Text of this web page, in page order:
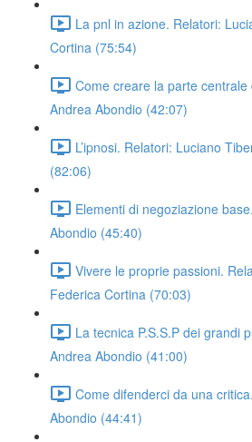
La pnl in azione. Relatori:
Cortina (75:54)
Come creare la parte
Andrea Abondio (42:07)
L’ipnosi. Relatori: Luciano
(82:06)
Elementi di negoziazione
Abondio (45:40)
Vivere le proprie passioni.
Federica Cortina (70:03)
La tecnica P.S.S.P dei grandi
Andrea Abondio (41:00)
Come difenderci da una
Abondio (44:41)